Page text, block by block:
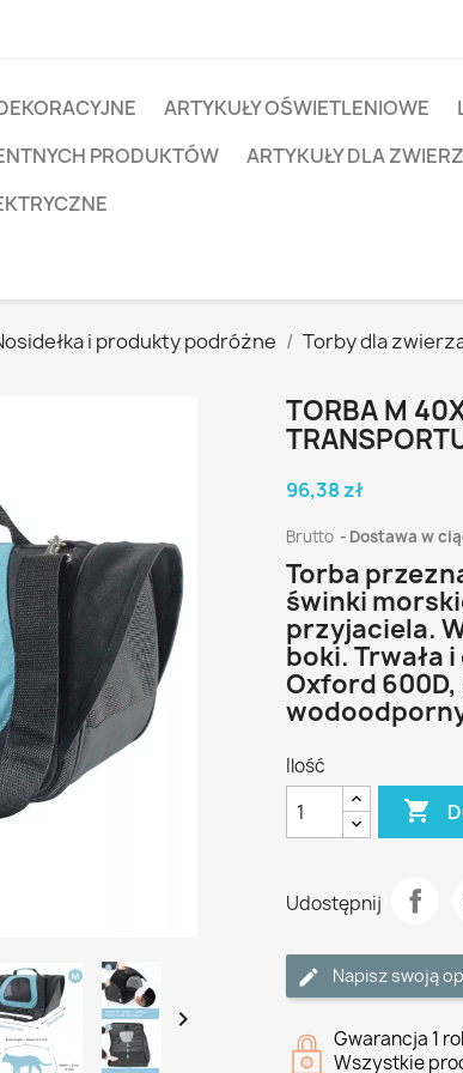
ARTYKUŁY OŚWIETLENIOWE
PRODUKTÓW
ARTYKUŁY DLA
i produkty podróżne Torby dla

TORBA M
96,38 zł
Brutto Dostawa w
Torba
świnki
przyjaciela.
boki. Trwała
Oxford
Ilość

Udostępnij
Napisz swoją
Gwarancja 1
Wszystkie